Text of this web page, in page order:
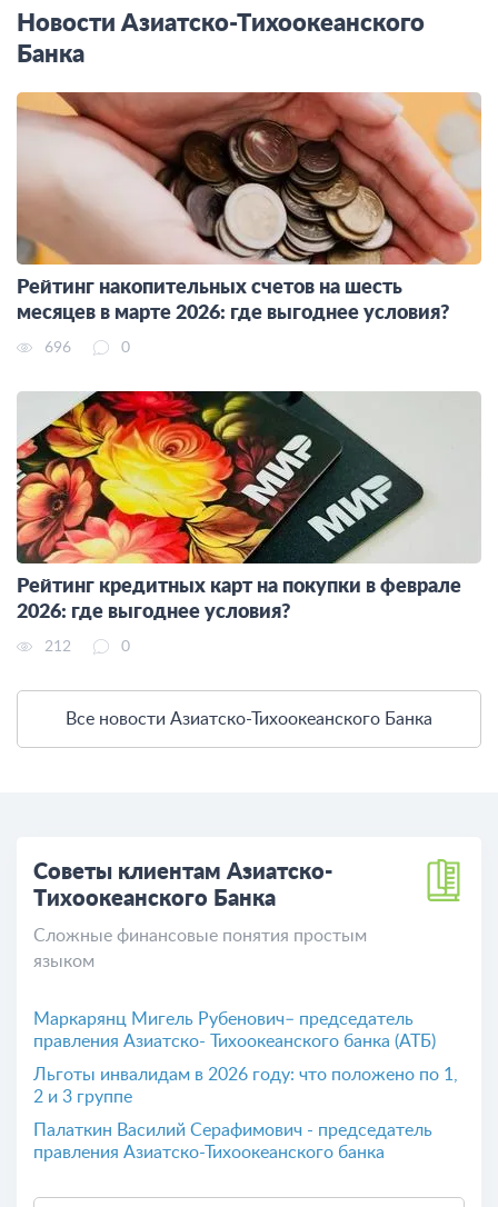
Новости Азиатско-Тихоокеанского
Банка
Рейтинг накопительных счетов на шесть
месяцев в марте 2026: где выгоднее условия?
696 0
Рейтинг кредитных карт на покупки в феврале
2026: где выгоднее условия?
212 0
Все новости Азиатско-Тихоокеанского Банка
Советы клиентам Азиатско-
Тихоокеанского Банка
Сложные финансовые понятия простым
языком
Маркарянц Мигель Рубенович– председатель
правления Азиатско- Тихоокеанского банка (АТБ)
Льготы инвалидам в 2026 году: что положено по 1,
2 и 3 группе
Палаткин Василий Серафимович - председатель
правления Азиатско-Тихоокеанского банка